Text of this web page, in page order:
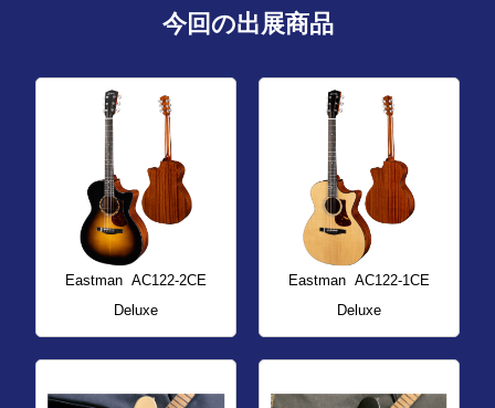
今回の出展商品
Eastman AC122-2CE
Deluxe
Eastman AC122-1CE
Deluxe